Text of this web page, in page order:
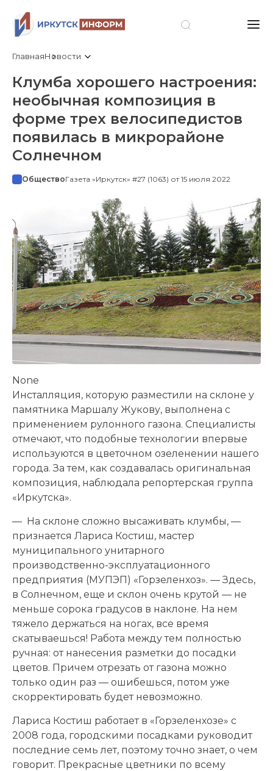
ГлавнаяНовости
Клумба хорошего настроения:
необычная композиция в
форме трех велосипедистов
появилась в микрорайоне
Солнечном
ОбществоГазета «Иркутск» #27 (1063) от 15 июля 2022
None
Инсталляция, которую разместили на склоне у
памятника Маршалу Жукову, выполнена с
применением рулонного газона. Специалисты
отмечают, что подобные технологии впервые
используются в цветочном озеленении нашего
города. За тем, как создавалась оригинальная
композиция, наблюдала репортерская группа
«Иркутска».
— На склоне сложно высаживать клумбы, —
признается Лариса Костиш, мастер
муниципального унитарного
производственно-эксплуатационного
предприятия (МУПЭП) «Горзеленхоз». — Здесь,
в Солнечном, еще и склон очень крутой — не
меньше сорока градусов в наклоне. На нем
тяжело держаться на ногах, все время
скатываешься! Работа между тем полностью
ручная: от нанесения разметки до посадки
цветов. Причем отрезать от газона можно
только один раз — ошибешься, потом уже
скорректировать будет невозможно.
Лариса Костиш работает в «Горзеленхозе» с
2008 года, городскими посадками руководит
последние семь лет, поэтому точно знает, о чем
говорит. Прекрасные цветники по всему